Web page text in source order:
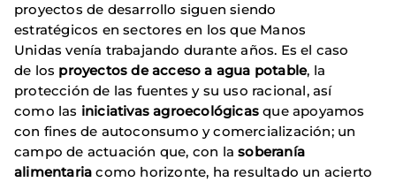
proyectos de desarrollo siguen siendo
estratégicos en sectores en los que Manos
Unidas venía trabajando durante años. Es el caso
de los proyectos de acceso a agua potable, la
protección de las fuentes y su uso racional, así
como las iniciativas agroecológicasque apoyamos
con fines de autoconsumo y comercialización; un
campo de actuación que, con lasoberanía
alimentariacomo horizonte, ha resultado un acierto